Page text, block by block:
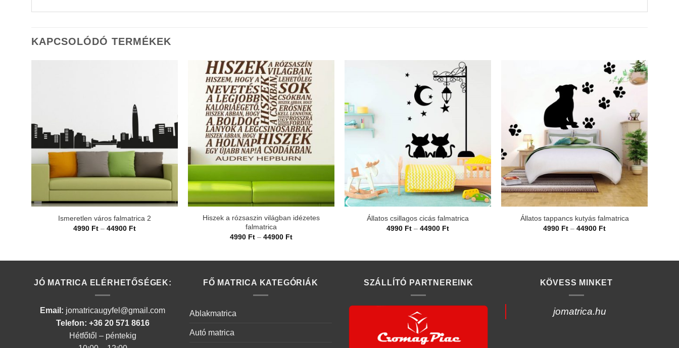
KAPCSOLÓDÓ TERMÉKEK
Ismeretlen város falmatrica 2
4990 Ft – 44900 FtÁrtartomány:
Hiszek a rózsaszin világban idézetes
falmatrica
4990 Ft – 44900 FtÁrtartomány:
Állatos csillagos cicás falmatrica
4990 Ft – 44900 FtÁrtartomány:
Állatos tappancs kutyás falmatrica
4990 Ft – 44900 FtÁrtartomány:
JÓ MATRICA ELÉRHETŐSÉGEK:
Email: jomatricaugyfel@gmail.com
Telefon: +36 20 571 8616
Hétfőtől – péntekig
FŐ MATRICA KATEGÓRIÁK
Ablakmatrica
Autó matrica
SZÁLLÍTÓ PARTNEREINK KÖVESS MINKET
jomatrica.hu